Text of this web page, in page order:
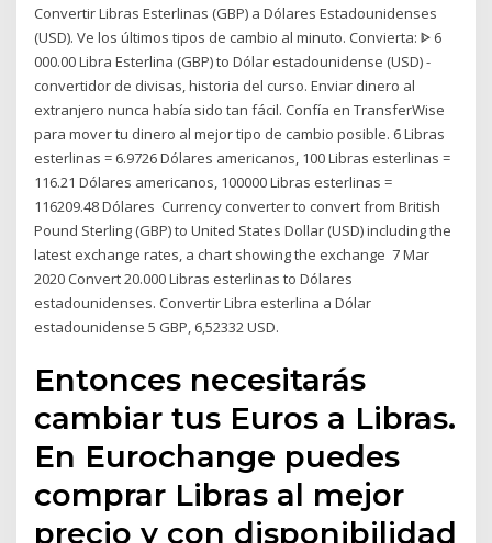
Convertir Libras Esterlinas (GBP) a Dólares Estadounidenses
(USD). Ve los últimos tipos de cambio al minuto. Convierta: ᐈ 6
000.00 Libra Esterlina (GBP) to Dólar estadounidense (USD) -
convertidor de divisas, historia del curso. Enviar dinero al
extranjero nunca había sido tan fácil. Confía en TransferWise
para mover tu dinero al mejor tipo de cambio posible. 6 Libras
esterlinas = 6.9726 Dólares americanos, 100 Libras esterlinas =
116.21 Dólares americanos, 100000 Libras esterlinas =
116209.48 Dólares Currency converter to convert from British
Pound Sterling (GBP) to United States Dollar (USD) including the
latest exchange rates, a chart showing the exchange 7 Mar
2020 Convert 20.000 Libras esterlinas to Dólares
estadounidenses. Convertir Libra esterlina a Dólar
estadounidense 5 GBP, 6,52332 USD.
Entonces necesitarás
cambiar tus Euros a Libras.
En Eurochange puedes
comprar Libras al mejor
precio y con disponibilidad